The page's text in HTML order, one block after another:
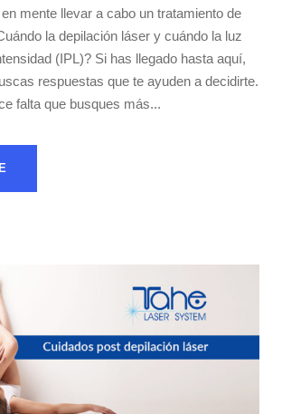
mente llevar a cabo un tratamiento de
la depilación láser y cuándo la luz
(IPL)? Si has llegado hasta aquí,
respuestas que te ayuden a decidirte.
falta que busques más...